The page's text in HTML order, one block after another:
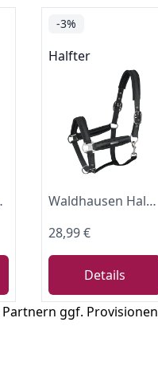
Full
-3%
Halfter
Waldhausen Halfter Breath, schwarz, WB
28,99 €
Details
ggf. Provisionen